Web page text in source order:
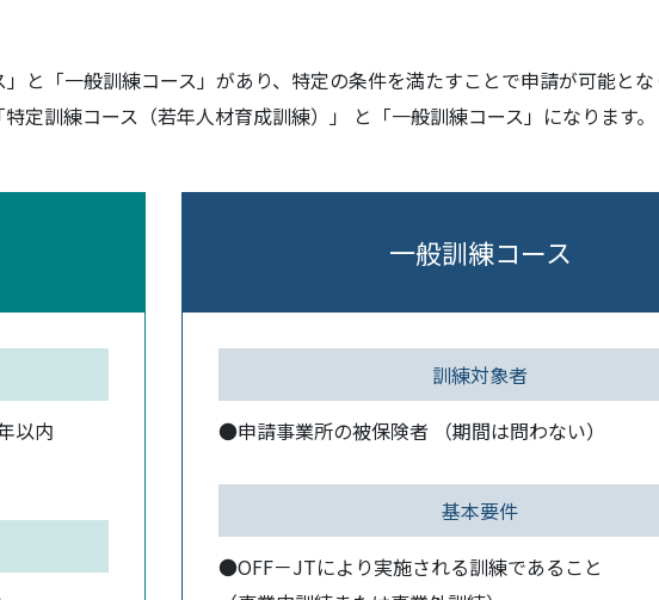
と「一般訓練コース」があり、特定の条件を満たすことで申請が可能と
定訓練コース（若年人材育成訓練）」 と「一般訓練コース」になります。
以内
一般訓練コース
訓練対象者
●申請事業所の被保険者 （期間は問わない）
基本要件
●OFF－JTにより実施される訓練であること